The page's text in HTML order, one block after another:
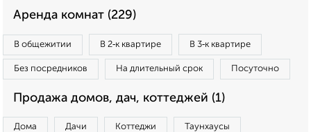
Аренда комнат (229)
В общежитии В 2‑к квартире В 3‑к квартире
Без посредников На длительный срок Посуточно
Продажа домов, дач, коттеджей (1)
Дома Дачи Коттеджи Таунхаусы